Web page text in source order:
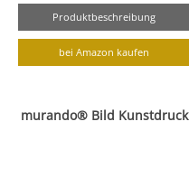
Produktbeschreibung
bei Amazon kaufen
murando® Bild Kunstdruck